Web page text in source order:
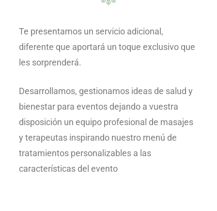
Te presentamos un servicio adicional,
diferente que aportará un toque exclusivo que
les sorprenderá.
Desarrollamos, gestionamos ideas de salud y
bienestar para eventos dejando a vuestra
disposición un equipo profesional de masajes
y terapeutas inspirando nuestro menú de
tratamientos personalizables a las
características del evento